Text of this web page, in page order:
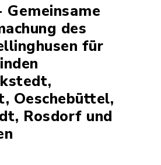
des
für
Oeschebüttel,
Rosdorf und